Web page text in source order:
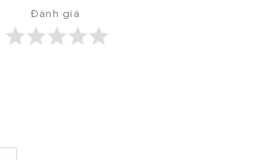
Đánh giá